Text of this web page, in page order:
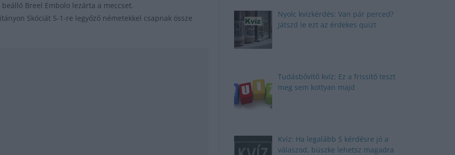
Breel Embolo lezárta a meccset.
Skóciát 5-1-re legyőző németekkel csapnak össze
Nyolc kvízkérdés: Van pár perced?
Játszd le ezt az érdekes quizt
Tudásbővítő kvíz: Ez a frissítő teszt
meg sem kottyan majd
Kvíz: Ha legalább 5 kérdésre jó a
válaszod, büszke lehetsz magadra